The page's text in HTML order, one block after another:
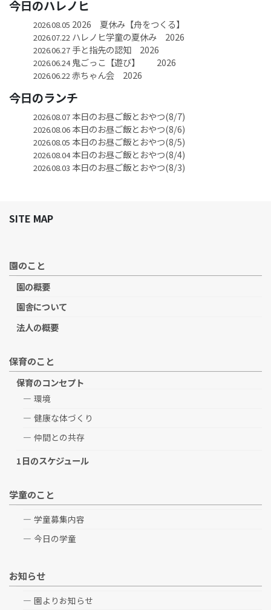
今日のハレノヒ
2026.08.05 2026 夏休み【舟をつくる】
2026.07.22 ハレノヒ学童の夏休み 2026
2026.06.27手と指先の認知 2026
2026.06.24鬼ごっこ【遊び】 2026
2026.06.22赤ちゃん会 2026
今日のランチ
2026.08.07本日のお昼ご飯とおやつ(8/7)
2026.08.06本日のお昼ご飯とおやつ(8/6)
2026.08.05 本日のお昼ご飯とおやつ(8/5)
2026.08.04本日のお昼ご飯とおやつ(8/4)
2026.08.03 本日のお昼ご飯とおやつ(8/3)
SITE MAP
園のこと
園の概要
園舎について
法人の概要
保育のこと
保育のコンセプト
環境
健康な体づくり
仲間との共存
1日のスケジュール
学童のこと
学童募集内容
今日の学童
お知らせ
園よりお知らせ